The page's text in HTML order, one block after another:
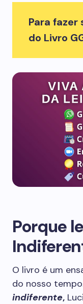
Para fazer
do Livro
Porque
O livro é um
do nosso
indiferente,